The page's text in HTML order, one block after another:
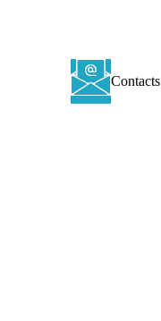
Contacts
Contacts